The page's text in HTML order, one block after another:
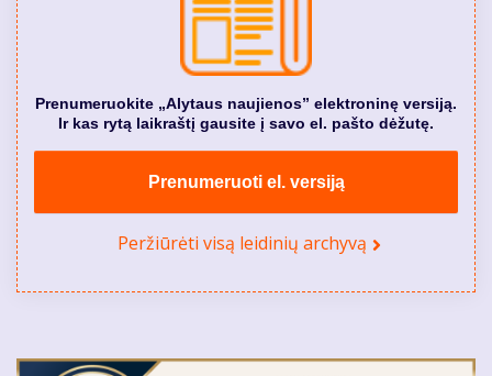
Prenumeruokite „Alytaus naujienos” elektroninę versiją.
Ir kas rytą laikraštį gausite į savo el. pašto dėžutę.
Prenumeruoti el. versiją
Peržiūrėti visą leidinių archyvą